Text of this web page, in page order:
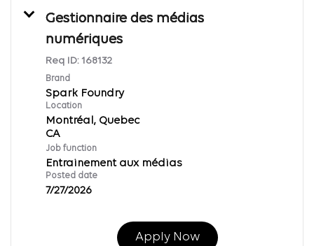
Gestionnaire des médias
numériques
Req ID: 168132
Brand
Spark Foundry
Location
Montréal, Quebec
Job function
Entrainement aux médias
Posted date
7/27/2026
Apply Now